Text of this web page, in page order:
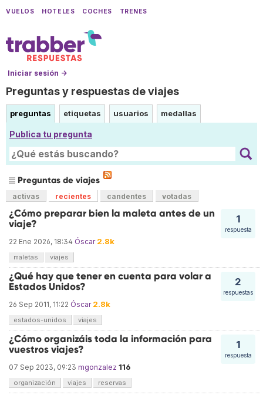
VUELOS HOTELES COCHES TRENES
Iniciar sesión →
Preguntas y respuestas de viajes
preguntas etiquetas usuarios medallas
Publica tu pregunta
Preguntas de viajes
activas recientes candentes votadas
1
respuesta
¿Cómo preparar bien la maleta antes de un
viaje?
22 Ene 2026, 18:34 Óscar 2.8k
maletas viajes
2
respuestas
¿Qué hay que tener en cuenta para volar a
Estados Unidos?
26 Sep 2011, 11:22 Óscar 2.8k
estados-unidos viajes
1
respuesta
¿Cómo organizáis toda la información para
vuestros viajes?
07 Sep 2023, 09:23 mgonzalez 116
organización viajes reservas